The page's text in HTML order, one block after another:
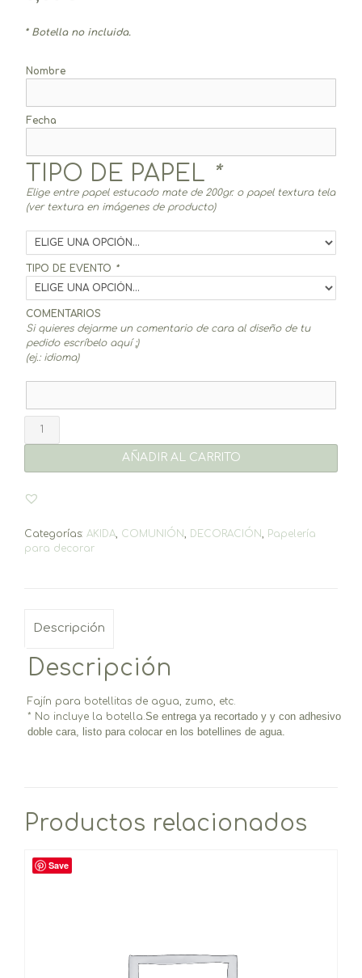
* Botella no incluida.
Nombre
Fecha
TIPO DE PAPEL *
Elige entre papel estucado mate de 200gr. o papel textura tela
(ver textura en imágenes de producto)
TIPO DE EVENTO *
COMENTARIOS
Si quieres dejarme un comentario de cara al diseño de tu
pedido escríbelo aquí ;)
(ej.: idioma)
Fajín
AÑADIR AL CARRITO
Categorías: AKIDA COMUNIÓN DECORACIÓN
Papelería
para decorar
Descripción
Descripción
Fajín para botellitas de agua, zumo, etc.
* No incluye la botella. Se entrega ya recortado y y con adhesivo
doble cara, listo para colocar en los botellines de agua.
Productos relacionados
Save